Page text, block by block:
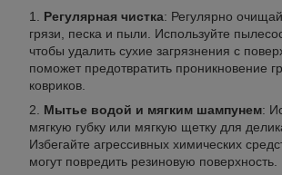
Регулярная чистка: Регулярно
грязи, песка и пыли. Используйте
чтобы удалить сухие загрязнения с
поможет предотвратить проникновение
ковриков.
Мытье водой и мягким шампунем:
мягкую губку или мягкую щетку для
Избегайте агрессивных химических
могут повредить резиновую поверхность.